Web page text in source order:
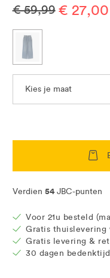
€ 59,99 € 27,00
Kies je maat
Verdien 54 JBC-punten
Voor 21u besteld
Gratis thuislevering
Gratis levering &
30 dagen bedenktijd